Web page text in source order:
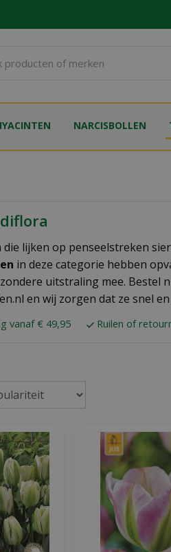
NARCISBOLLEN
lijken op penseelstreken
in deze categorie hebben
uitstraling mee. Bestel
en wij zorgen dat ze snel
vanaf € 49,95 Ruilen of